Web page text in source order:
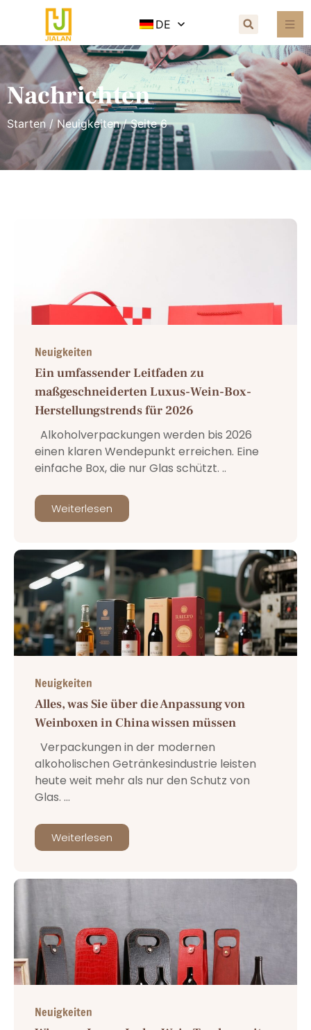
DE
Nachrichten
Starten / Neuigkeiten/ Seite 6
Neuigkeiten
Ein umfassender Leitfaden zu
maßgeschneiderten Luxus-Wein-Box-
Herstellungstrends für 2026
Alkoholverpackungen werden bis 2026
einen klaren Wendepunkt erreichen. Eine
einfache Box, die nur Glas schützt. ..
Weiterlesen
Neuigkeiten
Alles, was Sie über die Anpassung von
Weinboxen in China wissen müssen
Verpackungen in der modernen
alkoholischen Getränkesindustrie leisten
heute weit mehr als nur den Schutz von
Glas. ...
Weiterlesen
Neuigkeiten